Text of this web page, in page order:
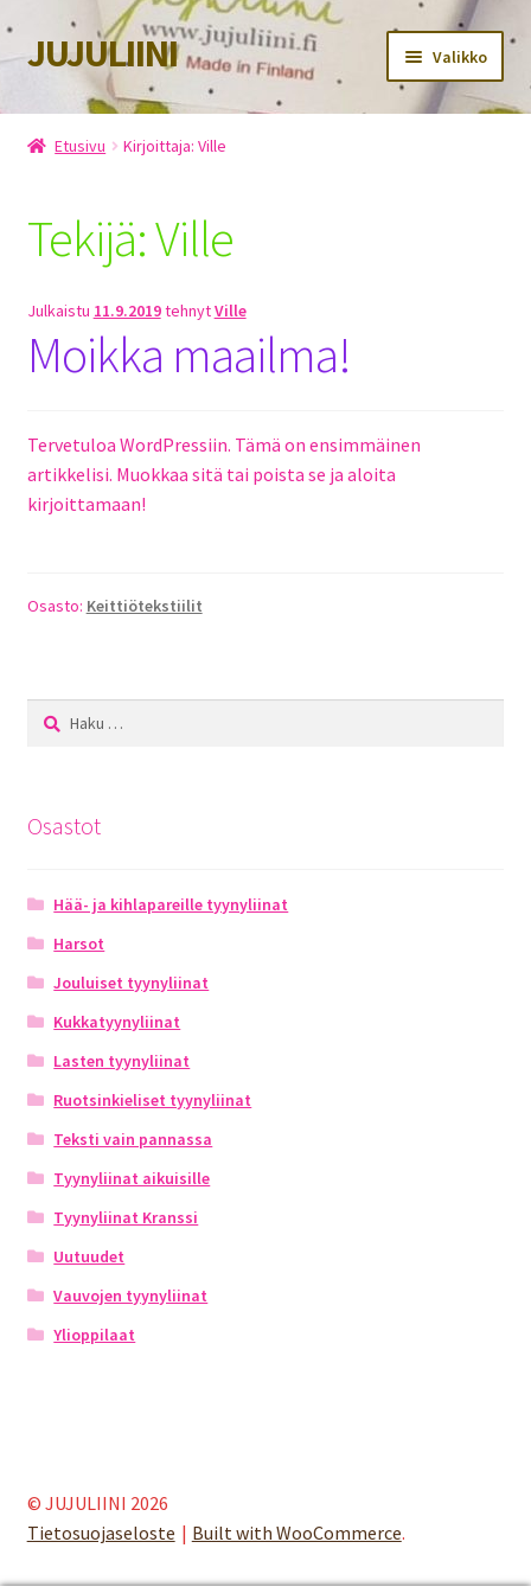
Siirry
navigointiin
Siirry
sisältöön
JUJULIINI Valikko
Etusivu
Ostoskori
Kassa
Oma tili
Maksuehdot
Etusivu Kirjoittaja: Ville
Tekijä:Ville
Julkaistu 11.9.2019tehnytVille
Moikka maailma!
Tervetuloa WordPressiin. Tämä on ensimmäinen
artikkelisi. Muokkaa sitä tai poista se ja aloita
kirjoittamaan!
Osasto: Keittiötekstiilit
Haku:
Osastot
Hää- ja kihlapareille tyynyliinat
Harsot
Jouluiset tyynyliinat
Kukkatyynyliinat
Lasten tyynyliinat
Ruotsinkieliset tyynyliinat
Teksti vain pannassa
Tyynyliinat aikuisille
Tyynyliinat Kranssi
Uutuudet
Vauvojen tyynyliinat
Ylioppilaat
© JUJULIINI 2026
Tietosuojaseloste
Built with WooCommerce.